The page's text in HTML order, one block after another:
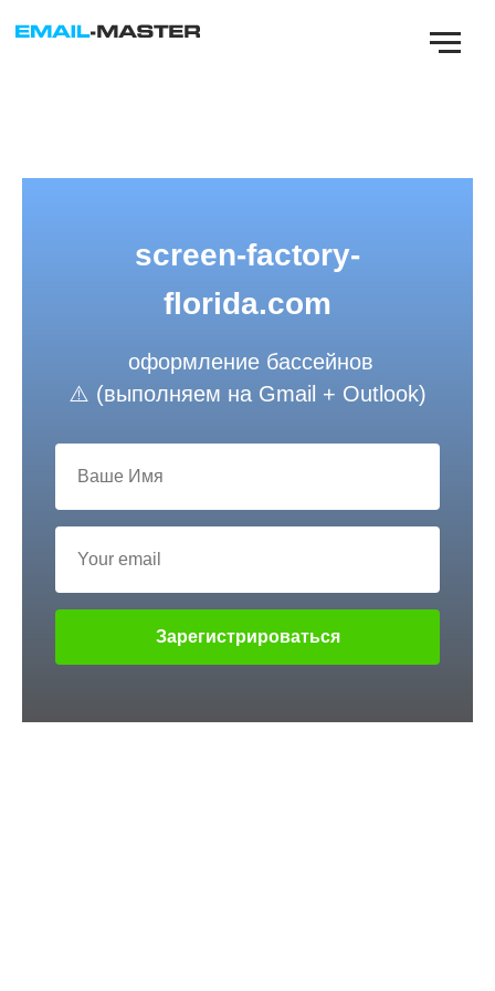
screen-factory-
florida.com
оформление бассейнов
⚠️ (выполняем на Gmail + Outlook)
Зарегистрироваться